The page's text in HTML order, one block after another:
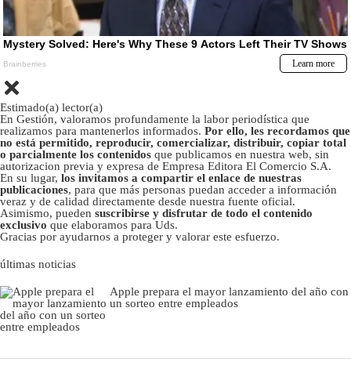
Estimado(a) lector(a)
En Gestión, valoramos profundamente la labor periodística que
realizamos para mantenerlos informados. Por ello, les recordamos que
no está permitido, reproducir, comercializar, distribuir, copiar total
o parcialmente los contenidos que publicamos en nuestra web, sin
autorizacion previa y expresa de Empresa Editora El Comercio S.A.
En su lugar, los invitamos a compartir el enlace de nuestras
publicaciones, para que más personas puedan acceder a información
veraz y de calidad directamente desde nuestra fuente oficial.
Asimismo, pueden suscribirse y disfrutar de todo el contenido
exclusivo que elaboramos para Uds.
Gracias por ayudarnos a proteger y valorar este esfuerzo.
últimas noticias
Apple prepara el mayor lanzamiento del año con
un sorteo entre empleados